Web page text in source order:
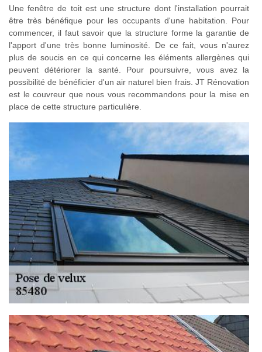
Une fenêtre de toit est une structure dont l'installation pourrait
être très bénéfique pour les occupants d'une habitation. Pour
commencer, il faut savoir que la structure forme la garantie de
l'apport d'une très bonne luminosité. De ce fait, vous n'aurez
plus de soucis en ce qui concerne les éléments allergènes qui
peuvent détériorer la santé. Pour poursuivre, vous avez la
possibilité de bénéficier d'un air naturel bien frais. JT Rénovation
est le couvreur que nous vous recommandons pour la mise en
place de cette structure particulière.